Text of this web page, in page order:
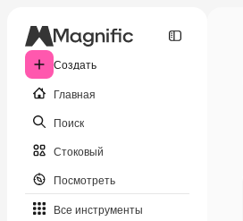
Создать
Главная
Поиск
Стоковый
Посмотреть
Все инструменты